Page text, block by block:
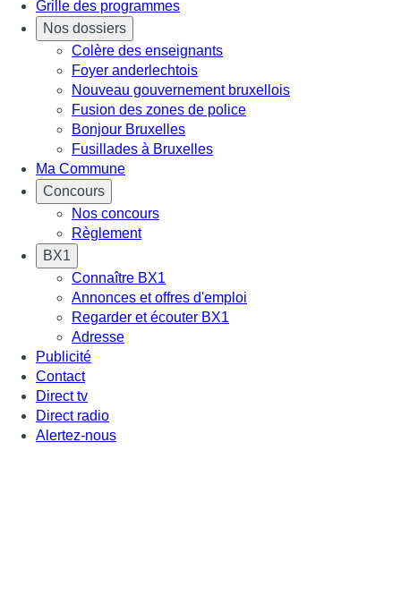
Grille des programmes
Nos dossiers
Colère des enseignants
Foyer anderlechtois
Nouveau gouvernement bruxellois
Fusion des zones de police
Bonjour Bruxelles
Fusillades à Bruxelles
Ma Commune
Concours
Nos concours
Règlement
BX1
Connaître BX1
Annonces et offres d'emploi
Regarder et écouter BX1
Adresse
Publicité
Contact
Direct tv
Direct radio
Alertez-nous